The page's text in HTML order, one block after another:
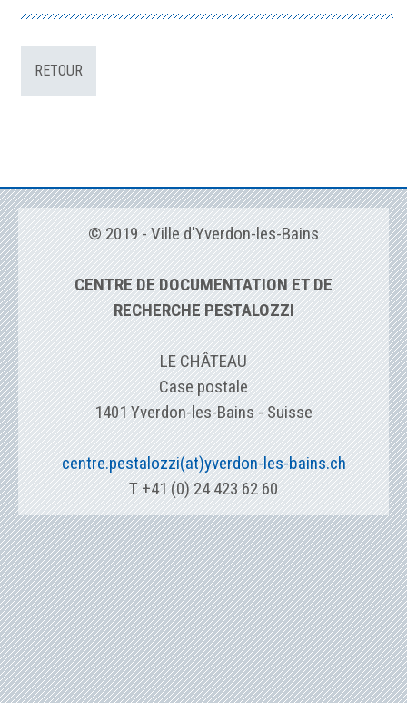
RETOUR
© 2019 - Ville d'Yverdon-les-Bains
CENTRE DE DOCUMENTATION ET DE
RECHERCHE PESTALOZZI
LE CHÂTEAU
Case postale
1401 Yverdon-les-Bains - Suisse
centre.pestalozzi(at)yverdon-les-bains.ch
T +41 (0) 24 423 62 60